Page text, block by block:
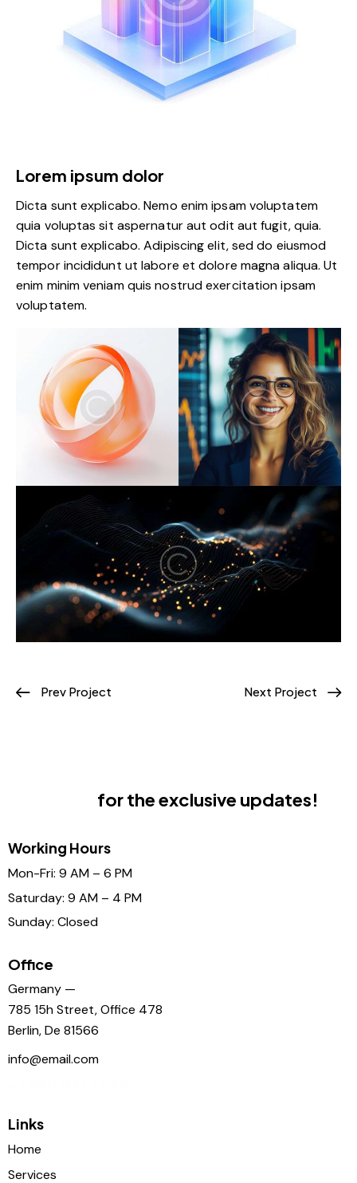
Lorem ipsum dolor
Dicta sunt explicabo. Nemo enim ipsam voluptatem
quia voluptas sit aspernatur aut odit aut fugit, quia.
Dicta sunt explicabo. Adipiscing elit, sed do eiusmod
tempor incididunt ut labore et dolore magna aliqua. Ut
enim minim veniam quis nostrud exercitation ipsam
voluptatem.
Prev Project Next Project
for the exclusive updates!
Working Hours
Mon-Fri: 9 AM – 6 PM
Saturday: 9 AM – 4 PM
Sunday: Closed
Office
Germany —
785 15h Street, Office 478
Berlin, De 81566
info@email.com
Links
Home
Services